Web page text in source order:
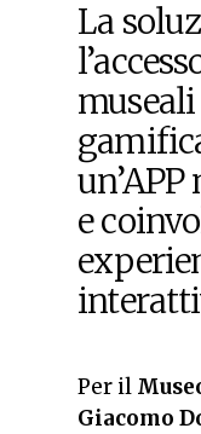
La
e
Per il
Giacomo